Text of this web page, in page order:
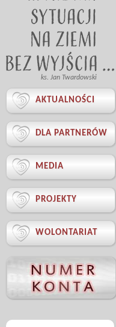
ks. Jan Twardowski
 AKTUALNOŚCI
 DLA PARTNERÓW
 MEDIA
 PROJEKTY
 WOLONTARIAT